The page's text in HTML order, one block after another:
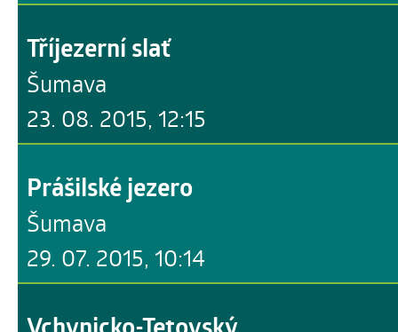
23. 08. 2015, 12:15
Tříjezerní slať
Šumava
29. 07. 2015, 10:14
Prášilské jezero
Šumava